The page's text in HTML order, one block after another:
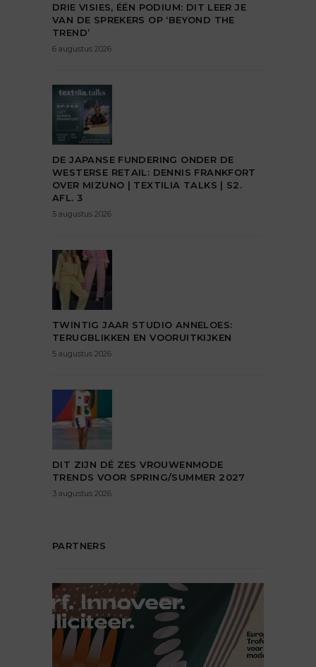
DRIE VISIES, ÉÉN PODIUM: DIT LEER JE
VAN DE SPREKERS OP ‘BEYOND THE
TREND’
6 augustus 2026
DE JAPANSE FUNDERING ONDER DE
WESTERSE RETAIL: DENNIS FRANKFORT
OVER MIZUNO | TEXTILIA TALKS | S2.
AFL. 3
5 augustus 2026
TWINTIG JAAR STUDIO ANNELOES:
TERUGBLIKKEN EN VOORUITKIJKEN
5 augustus 2026
DIT ZIJN DÉ ZES VROUWENMODE
TRENDS VOOR SPRING/SUMMER 2027
3 augustus 2026
PARTNERS